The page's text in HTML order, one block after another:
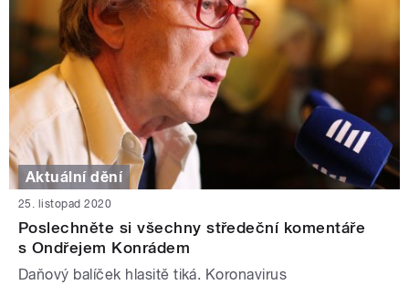
Aktuální dění
25. listopad 2020
Poslechněte si všechny středeční komentáře
s Ondřejem Konrádem
Daňový balíček hlasitě tiká. Koronavirus